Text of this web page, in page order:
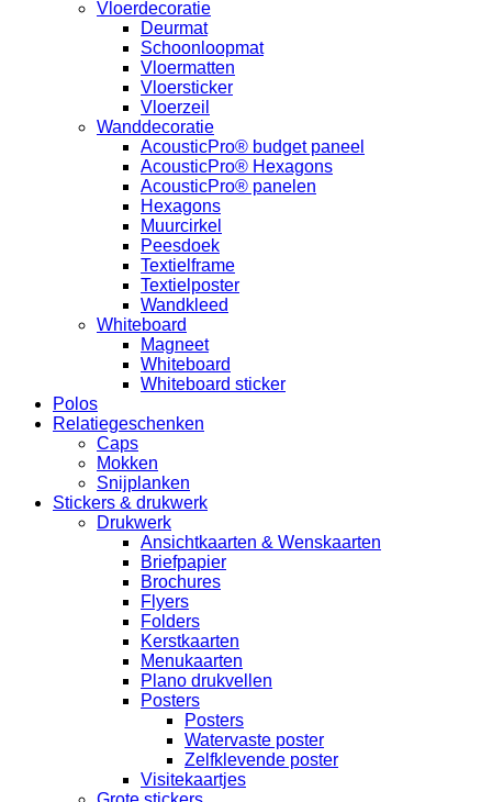
Vloerdecoratie
Deurmat
Schoonloopmat
Vloermatten
Vloersticker
Vloerzeil
Wanddecoratie
AcousticPro® budget paneel
AcousticPro® Hexagons
AcousticPro® panelen
Hexagons
Muurcirkel
Peesdoek
Textielframe
Textielposter
Wandkleed
Whiteboard
Magneet
Whiteboard
Whiteboard sticker
Polos
Relatiegeschenken
Caps
Mokken
Snijplanken
Stickers & drukwerk
Drukwerk
Ansichtkaarten & Wenskaarten
Briefpapier
Brochures
Flyers
Folders
Kerstkaarten
Menukaarten
Plano drukvellen
Posters
Posters
Watervaste poster
Zelfklevende poster
Visitekaartjes